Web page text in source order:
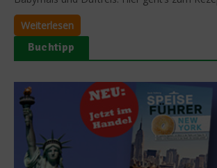
Weiterlesen
Buchtipp